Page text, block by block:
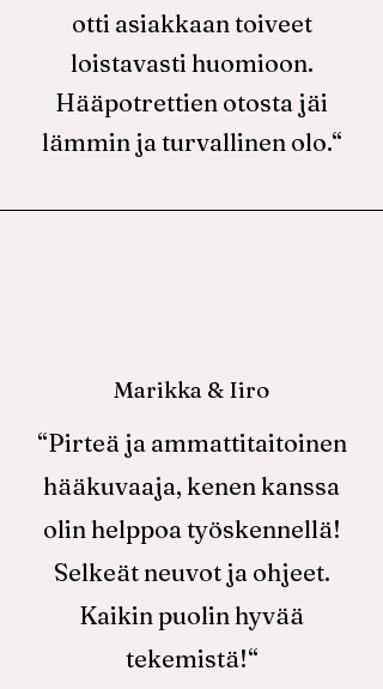
otti asiakkaan toiveet
loistavasti huomioon.
Hääpotrettien otosta jäi
lämmin ja turvallinen olo.“
Marikka & Iiro
“Pirteä ja ammattitaitoinen
hääkuvaaja, kenen kanssa
olin helppoa työskennellä!
Selkeät neuvot ja ohjeet.
Kaikin puolin hyvää
tekemistä!“